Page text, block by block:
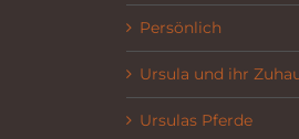
Persönlich
Ursula und ihr
Ursulas Pferde